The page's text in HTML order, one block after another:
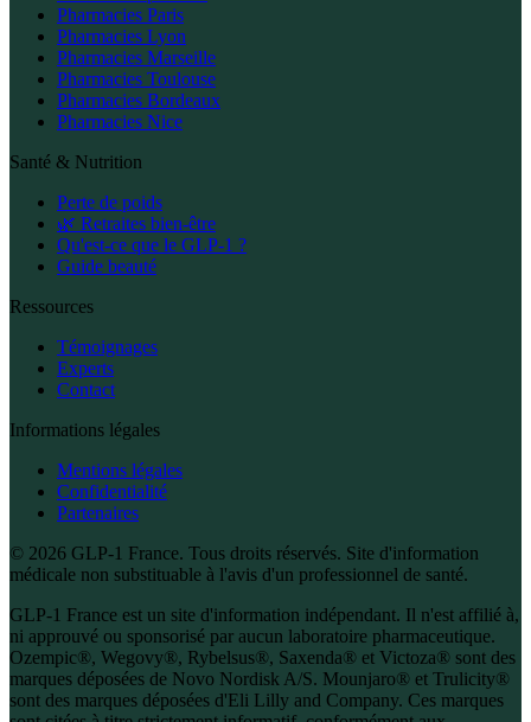
Pharmacies Paris
Pharmacies Lyon
Pharmacies Marseille
Pharmacies Toulouse
Pharmacies Bordeaux
Pharmacies Nice
Santé & Nutrition
Perte de poids
🌿 Retraites bien-être
Qu'est-ce que le GLP-1 ?
Guide beauté
Ressources
Témoignages
Experts
Contact
Informations légales
Mentions légales
Confidentialité
Partenaires
© 2026 GLP-1 France. Tous droits réservés. Site d'information
médicale non substituable à l'avis d'un professionnel de santé.
GLP-1 France est un site d'information indépendant. Il n'est affilié à,
ni approuvé ou sponsorisé par aucun laboratoire pharmaceutique.
Ozempic®, Wegovy®, Rybelsus®, Saxenda® et Victoza® sont des
marques déposées de Novo Nordisk A/S. Mounjaro® et Trulicity®
sont des marques déposées d'Eli Lilly and Company. Ces marques